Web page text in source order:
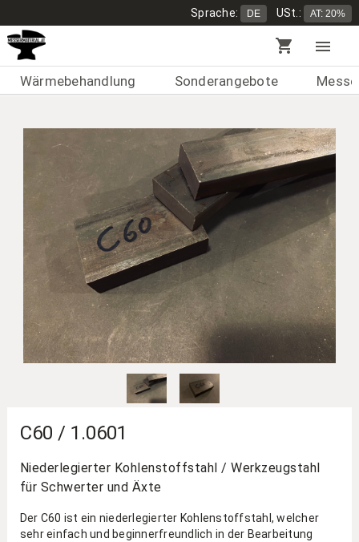
Sprache: DE USt.: AT: 20%
shopping_cart menu
Wärmebehandlung Sonderangebote
C60 / 1.0601
Niederlegierter Kohlenstoffstahl / Werkzeugstahl
für Schwerter und Äxte
Der C60 ist ein niederlegierter Kohlenstoffstahl, welcher
sehr einfach und beginnerfreundlich in der Bearbeitung